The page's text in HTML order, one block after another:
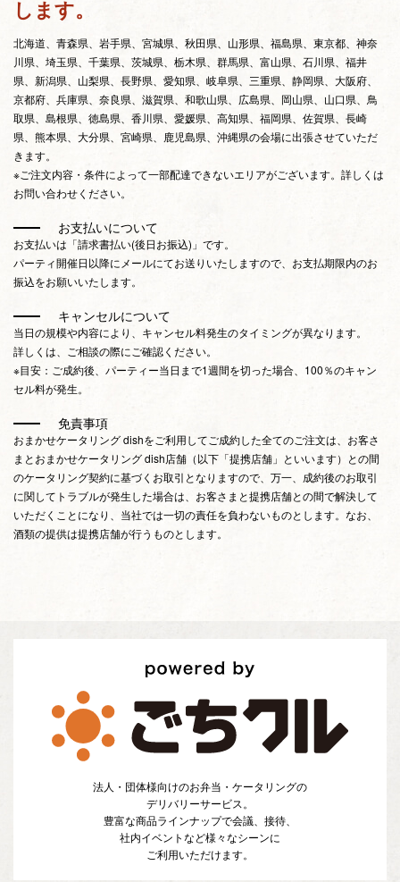
します。
北海道、青森県、岩手県、宮城県、秋田県、山形県、福島県、東京都、神奈
川県、埼玉県、千葉県、茨城県、栃木県、群馬県、富山県、石川県、福井
県、新潟県、山梨県、長野県、愛知県、岐阜県、三重県、静岡県、大阪府、
京都府、兵庫県、奈良県、滋賀県、和歌山県、広島県、岡山県、山口県、鳥
取県、島根県、徳島県、香川県、愛媛県、高知県、福岡県、佐賀県、長崎
県、熊本県、大分県、宮崎県、鹿児島県、沖縄県の会場に出張させていただ
きます。
※ご注文内容・条件によって一部配達できないエリアがございます。詳しくは
お問い合わせください。
お支払いについて
お支払いは「請求書払い(後日お振込)」です。
パーティ開催日以降にメールにてお送りいたしますので、お支払期限内のお
振込をお願いいたします。
キャンセルについて
当日の規模や内容により、キャンセル料発生のタイミングが異なります。
詳しくは、ご相談の際にご確認ください。
※目安：ご成約後、パーティー当日まで1週間を切った場合、100％のキャン
セル料が発生。
免責事項
おまかせケータリング dishをご利用してご成約した全てのご注文は、お客さ
まとおまかせケータリング dish店舗（以下「提携店舗」といいます）との間
のケータリング契約に基づくお取引となりますので、万一、成約後のお取引
に関してトラブルが発生した場合は、お客さまと提携店舗との間で解決して
いただくことになり、当社では一切の責任を負わないものとします。なお、
酒類の提供は提携店舗が行うものとします。
法人・団体様向けのお弁当・ケータリングの
デリバリーサービス。
豊富な商品ラインナップで会議、接待、
社内イベントなど様々なシーンに
ご利用いただけます。